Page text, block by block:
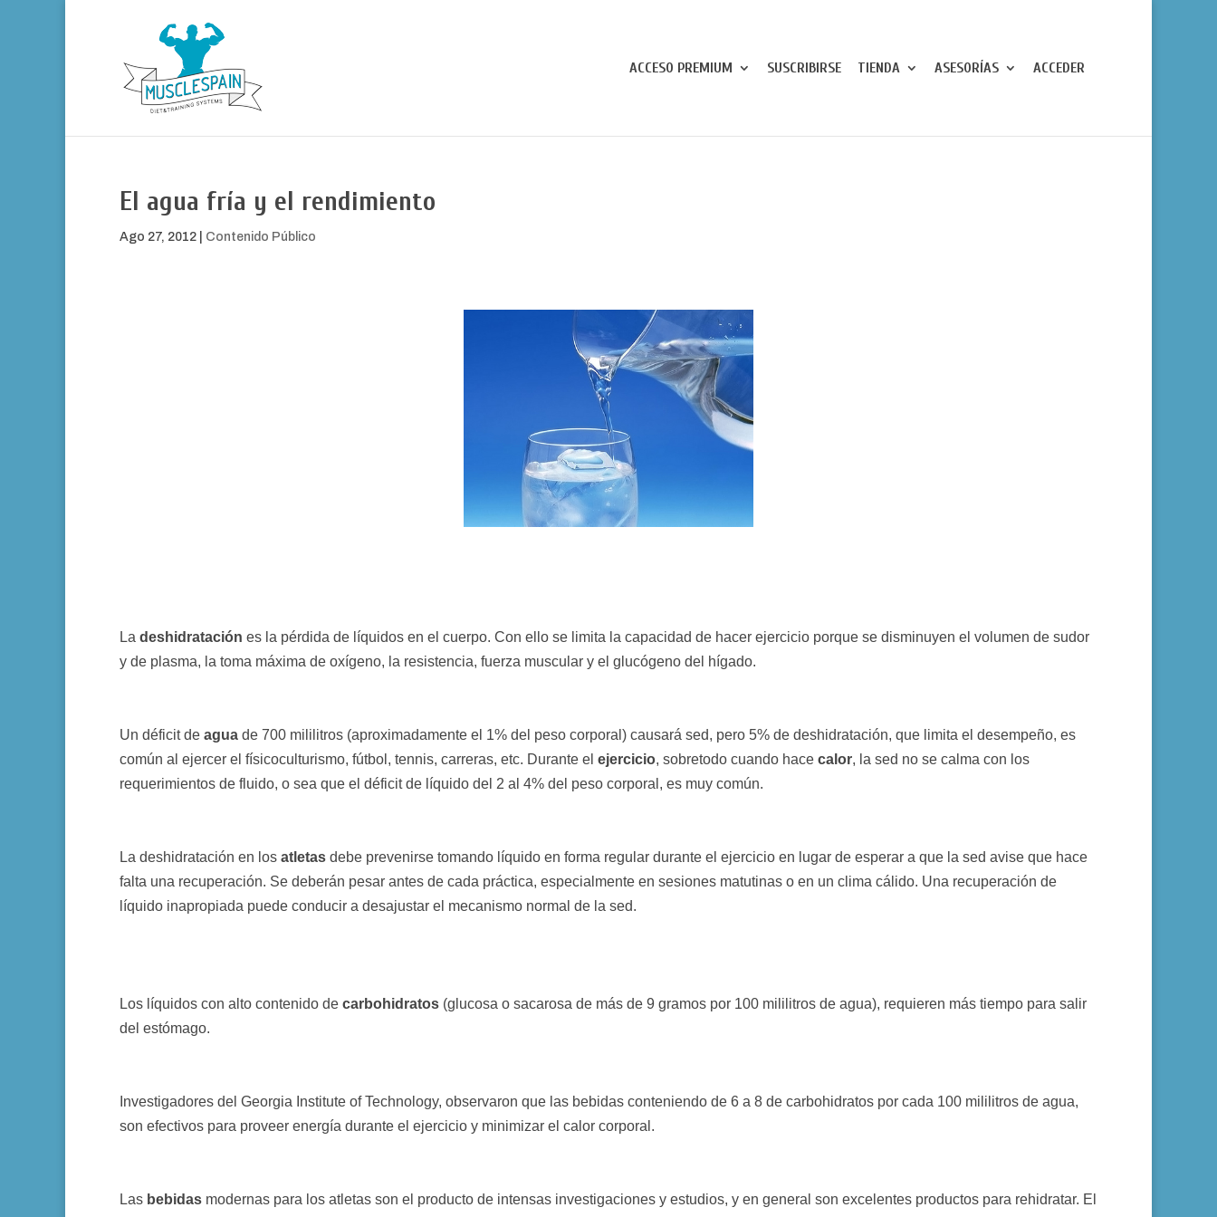
ACCESO PREMIUM SUSCRIBIRSE TIENDA ASESORÍAS ACCEDER
El agua fría y el rendimiento
Ago 27, 2012 Contenido Público
La deshidratación es la pérdida de líquidos en el cuerpo. Con ello se limita la capacidad de hacer ejercicio porque se disminuyen el volumen de sudor
y de plasma, la toma máxima de oxígeno, la resistencia, fuerza muscular y el glucógeno del hígado.
Un déficit de agua de 700 mililitros (aproximadamente el 1% del peso corporal) causará sed, pero 5% de deshidratación, que limita el desempeño, es
común al ejercer el físicoculturismo, fútbol, tennis, carreras, etc. Durante el ejercicio, sobretodo cuando hace calor, la sed no se calma con los
requerimientos de fluido, o sea que el déficit de líquido del 2 al 4% del peso corporal, es muy común.
La deshidratación en los atletas debe prevenirse tomando líquido en forma regular durante el ejercicio en lugar de esperar a que la sed avise que hace
falta una recuperación. Se deberán pesar antes de cada práctica, especialmente en sesiones matutinas o en un clima cálido. Una recuperación de
líquido inapropiada puede conducir a desajustar el mecanismo normal de la sed.
Los líquidos con alto contenido de carbohidratos (glucosa o sacarosa de más de 9 gramos por 100 mililitros de agua), requieren más tiempo para salir
del estómago.
Investigadores del Georgia Institute of Technology, observaron que las bebidas conteniendo de 6 a 8 de carbohidratos por cada 100 mililitros de agua,
son efectivos para proveer energía durante el ejercicio y minimizar el calor corporal.
Las bebidas modernas para los atletas son el producto de intensas investigaciones y estudios, y en general son excelentes productos para rehidratar. El